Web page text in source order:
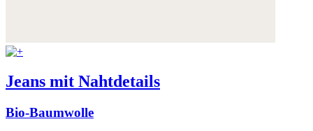
Jeans mit Nahtdetails
Bio-Baumwolle